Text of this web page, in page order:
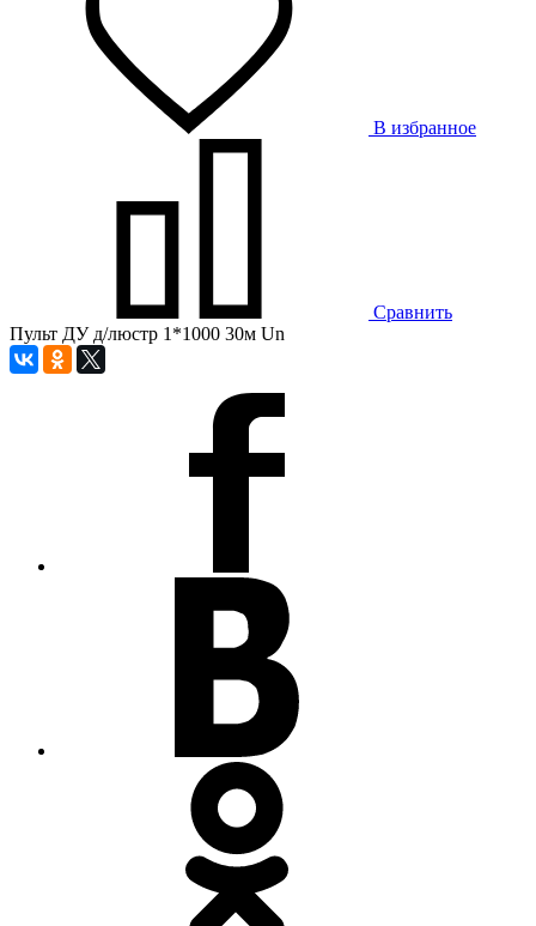
В избранное
Сравнить
Пульт ДУ д/люстр 1*1000 30м Un